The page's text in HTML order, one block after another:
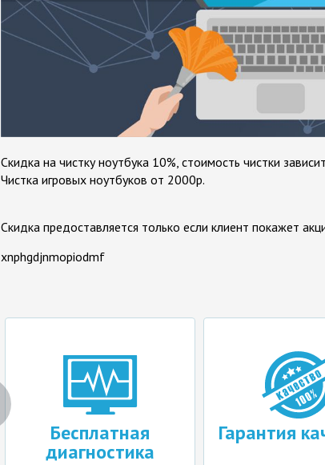
Скидка на чистку ноутбука 10%, стоимость чистки
Чистка игровых ноутбуков от 2000р.
Скидка предоставляется только если клиент покажет
xnphgdjnmopiodmf
Бесплатная
диагностика
Гарантия